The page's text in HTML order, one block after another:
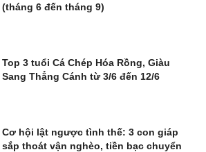
(tháng 6 đến tháng 9)
Top 3 tuổi Cá Chép Hóa Rồng, Giàu
Sang Thẳng Cánh từ 3/6 đến 12/6
Cơ hội lật ngược tình thế: 3 con giáp
sắp thoát vận nghèo, tiền bạc chuyển